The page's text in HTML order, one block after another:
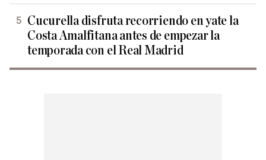
Cucurella disfruta recorriendo en yate la
Costa Amalfitana antes de empezar la
temporada con el Real Madrid